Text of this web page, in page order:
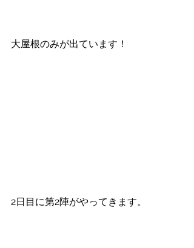
大屋根のみが出ています！
2日目に第2陣がやってきます。